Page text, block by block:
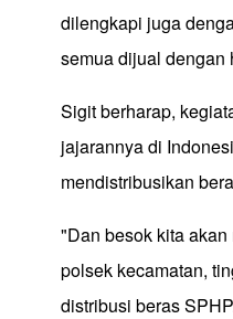
dilengkapi juga
semua dijual dengan
Sigit berharap,
jajarannya di
mendistribusikan
"Dan besok kita
polsek kecamatan,
distribusi beras